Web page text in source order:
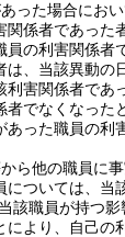
った場合にお
関係者であった
員の利害関係者
は、当該異動の
利害関係者であ
者でなくなった
あった職員の利
ら他の職員に
については、当
該職員が持つ
により、自己の